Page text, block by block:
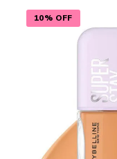
10% OFF